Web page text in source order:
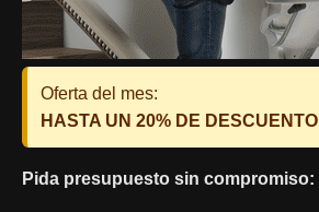
Oferta del mes:
HASTA UN 20% DE DESCUENTO
Pida presupuesto sin compromiso: